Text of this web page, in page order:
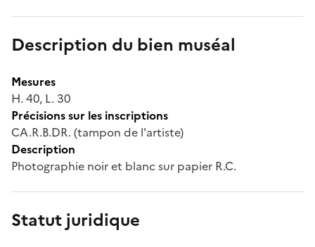
Description du bien muséal
Mesures
H. 40, L. 30
Précisions sur les inscriptions
CA.R.B.DR. (tampon de l'artiste)
Description
Photographie noir et blanc sur papier R.C.
Statut juridique